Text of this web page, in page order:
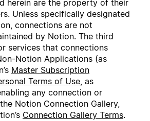
herein are the property of their
Unless specifically designated
connections are not
by Notion. The third
services that connections
Notion Applications (as
Master Subscription
Terms of Use, as
any connection or
Notion Connection Gallery,
Connection Gallery Terms.